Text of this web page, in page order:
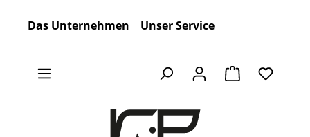
Das Unternehmen Unser Service
Warenkorb